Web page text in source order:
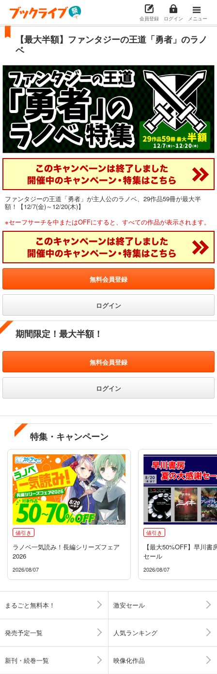
会員登録 ログイン メニュー
【最大半額】ファンタジーの王道「勇者」のラノ
ベ
ファンタジーの王道「勇者」が主人公のラノベ、29作品59冊が最大半
額！【12/7(金)～12/20(木)】
※セーフサーチを中またはOFFにすると、すべての作品が表示されます。
無料会員登録
ログイン
期間限定！最大半額！
無料会員登録
ログイン
特集・キャンペーン
値引き
ラノベ一気読み！長編シリーズフェア
2026
2026/08/07
値引き
【最大50%OFF】早川書
セール
2026/08/07
まるごと無料本！ 激安セール
発売予定一覧 人気ランキング
新刊・続巻一覧 映像化作品